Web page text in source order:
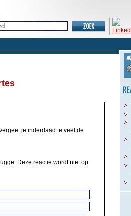
je inderdaad te veel de
Deze reactie wordt niet op